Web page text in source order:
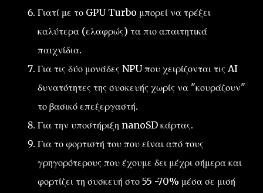
Γιατί με το GPU Turbo μπορεί να τρέξει
καλύτερα (ελαφρώς) τα πιο απαιτητικά
παιχνίδια.
Για τις δύο μονάδες NPU που χειρίζονται τις AI
δυνατότητες της συσκευής χωρίς να "κουράζουν"
το βασικό επεξεργαστή.
Για την υποστήριξη nanoSD κάρτας.
Για το φορτιστή του που είναι από τους
γρηγορότερους που έχουμε δει μέχρι σήμερα και
φορτίζει τη συσκευή στο 55 -70% μέσα σε μισή